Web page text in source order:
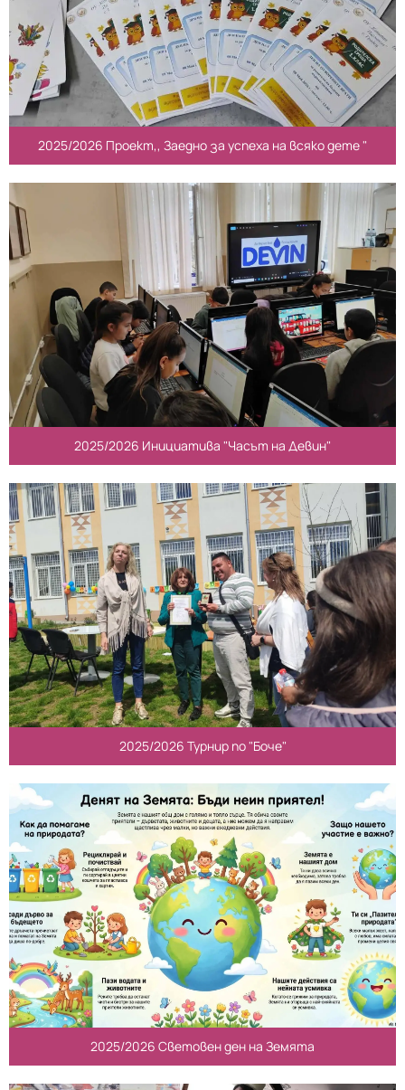
2025/2026 Проект,, Заедно за успеха на всяко дете "
2025/2026 Инициатива "Часът на Девин"
2025/2026 Турнир по "Боче"
2025/2026 Световен ден на Земята